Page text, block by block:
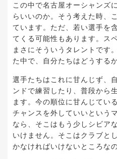
この中で名古屋オーシャンズ
らいいのか。そう考えた時、
ています。ただ、若い選手を
てくる可能性もあります。ス
まさにそういうタレントです
た中で、自分たちはどうする
選手たちはこれに甘んじず、
ンドで練習したり、普段から
ます。今の順位に甘んじてい
チャンスを外していいという
なら、そこはもう少しシビア
いけません。そこはクラブと
かなければいけないところな